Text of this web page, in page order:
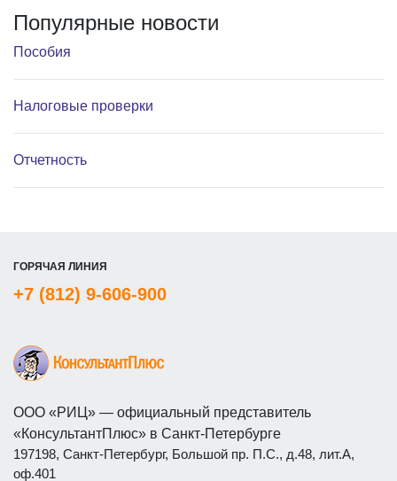
Популярные новости
Пособия
Налоговые проверки
Отчетность
ГОРЯЧАЯ ЛИНИЯ
+7 (812) 9-606-900
ООО «РИЦ» — официальный представитель
«КонсультантПлюс» в Санкт-Петербурге
197198, Санкт-Петербург, Большой пр. П.С., д.48, лит.А,
оф.401